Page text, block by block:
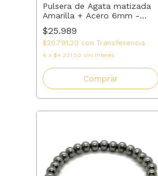
Pulsera de Agata matizada
Amarilla + Acero 6mm -
Elastizada a Medida - Ajuste
Perfecto
$25.989
$20.791,20 con Transferencia
6 x $4.331,50 sin interés
Comprar